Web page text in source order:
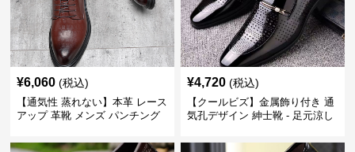
¥6,060 (税込)
【通気性 蒸れない】本革 レース
アップ 革靴 メンズ パンチング
い 営業
¥4,720 (税込)
【クールビズ】金属飾り付き 通
気孔デザイン 紳士靴 - 足元涼し